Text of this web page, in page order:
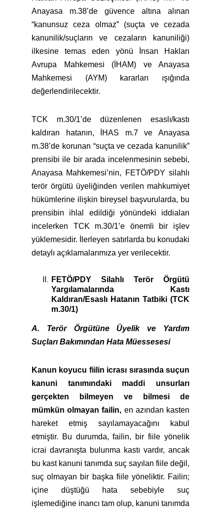
Anayasa m.38’de güvence altına alınan
“kanunsuz ceza olmaz” (suçta ve cezada
kanunilik/suçların ve cezaların kanuniliği)
ilkesine temas eden yönü İnsan Hakları
Avrupa Mahkemesi (İHAM) ve Anayasa
Mahkemesi (AYM) kararları ışığında
değerlendirilecektir.
TCK m.30/1’de düzenlenen esaslı/kastı
kaldıran hatanın, İHAS m.7 ve Anayasa
m.38’de korunan “suçta ve cezada kanunilik”
prensibi ile bir arada incelenmesinin sebebi,
Anayasa Mahkemesi’nin, FETÖ/PDY silahlı
terör örgütü üyeliğinden verilen mahkumiyet
hükümlerine ilişkin bireysel başvurularda, bu
prensibin ihlal edildiği yönündeki iddiaları
incelerken TCK m.30/1’e önemli bir işlev
yüklemesidir. İlerleyen satırlarda bu konudaki
detaylı açıklamalarımıza yer verilecektir.
FETÖ/PDY Silahlı Terör Örgütü
Yargılamalarında Kastı
Kaldıran/Esaslı Hatanın Tatbiki (TCK
m.30/1)
A. Terör Örgütüne Üyelik ve Yardım
Suçları Bakımından Hata Müessesesi
Kanun koyucu fiilin icrası sırasında suçun
kanuni tanımındaki maddi unsurları
gerçekten bilmeyen ve bilmesi de
mümkün olmayan failin, en azından kasten
hareket etmiş sayılamayacağını kabul
etmiştir. Bu durumda, failin, bir fiile yönelik
icrai davranışta bulunma kastı vardır, ancak
bu kast kanuni tanımda suç sayılan fiile değil,
suç olmayan bir başka fiile yöneliktir. Failin;
içine düştüğü hata sebebiyle suç
işlemediğine inancı tam olup, kanuni tanımda